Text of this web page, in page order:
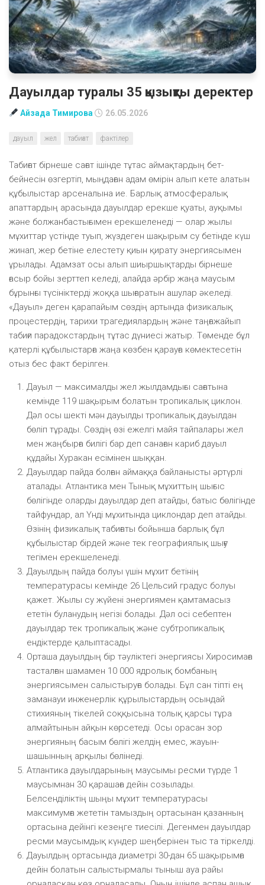
Дауылдар туралы 35 қызықты деректер
Айзада Тимирова 26.05.2026
дауыл жел табиғат фактілер
Табиғат бірнеше сағат ішінде тұтас аймақтардың бет-
бейнесін өзгертіп, мыңдаған адам өмірін алып кете алатын
құбылыстар арсеналына ие. Барлық атмосфералық
апаттардың арасында дауылдар ерекше қуаты, ауқымы
және болжанбастығымен ерекшеленеді — олар жылы
мұхиттар үстінде туып, жүздеген шақырым су бетінде күш
жинап, жер бетіне елестету қиын қирату энергиясымен
ұрылады. Адамзат осы алып шиыршықтарды бірнеше
ғасыр бойы зерттеп келеді, алайда әрбір жаңа маусым
бұрынғы түсініктерді жоққа шығаратын ашулар әкеледі.
«Дауыл» деген қарапайым сөздің артында физикалық
процестердің, тарихи трагедиялардың және таңғажайып
табиғи парадокстардың тұтас дүниесі жатыр. Төменде бұл
қатерлі құбылыстарға жаңа көзбен қарауға көмектесетін
отыз бес факт берілген.
Дауыл — максималды жел жылдамдығы сағатына
кемінде 119 шақырым болатын тропикалық циклон.
Дәл осы шекті мән дауылды тропикалық дауылдан
бөліп тұрады. Сөздің өзі ежелгі майя тайпалары жел
мен жаңбырға билігі бар деп санаған кариб дауыл
құдайы Хуракан есімінен шыққан.
Дауылдар пайда болған аймаққа байланысты әртүрлі
аталады. Атлантика мен Тынық мұхиттың шығыс
бөлігінде оларды дауылдар деп атайды, батыс бөлігінде
тайфундар, ал Үнді мұхитында циклондар деп атайды.
Өзінің физикалық табиғаты бойынша барлық бұл
құбылыстар бірдей және тек географиялық шығу
тегімен ерекшеленеді.
Дауылдың пайда болуы үшін мұхит бетінің
температурасы кемінде 26 Цельсий градус болуы
қажет. Жылы су жүйені энергиямен қамтамасыз
ететін буланудың негізі болады. Дәл осі себептен
дауылдар тек тропикалық және субтропикалық
ендіктерде қалыптасады.
Орташа дауылдың бір тәуліктегі энергиясы Хиросимаға
тасталған шамамен 10 000 ядролық бомбаның
энергиясымен салыстыруға болады. Бұл сан тіпті ең
заманауи инженерлік құрылыстардың осындай
стихияның тікелей соққысына толық қарсы тұра
алмайтынын айқын көрсетеді. Осы орасан зор
энергияның басым бөлігі желдің емес, жауын-
шашынның арқылы бөлінеді.
Атлантика дауылдарының маусымы ресми түрде 1
маусымнан 30 қарашаға дейін созылады.
Белсенділіктің шыңы мұхит температурасы
максимумға жететін тамыздың ортасынан қазанның
ортасына дейінгі кезеңге тиесілі. Дегенмен дауылдар
ресми маусымдық күндер шеңберінен тыс та тіркелді.
Дауылдың ортасында диаметрі 30-дан 65 шақырымға
дейін болатын салыстырмалы тыныш ауа райы